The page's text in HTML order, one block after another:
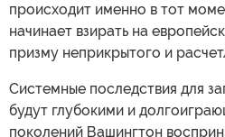
происходит именно в тот
начинает взирать на
призму неприкрытого и
Системные последствия для
будут глубокими и
поколений Вашингтон